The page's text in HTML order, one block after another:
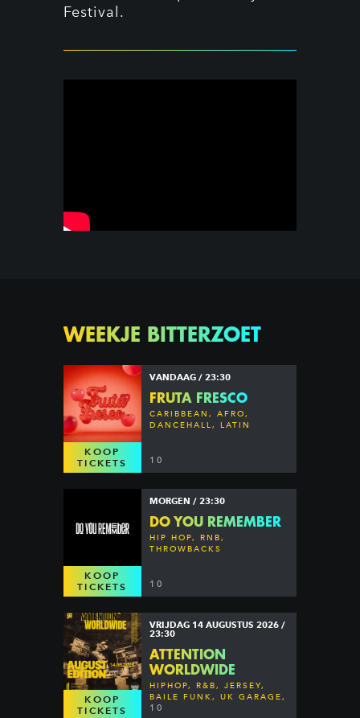
Festival.
WEEKJE BITTERZOET
KOOP
TICKETS
VANDAAG / 23:30
FRUTA FRESCO
CARIBBEAN, AFRO,
DANCEHALL, LATIN
10
KOOP
TICKETS
MORGEN / 23:30
DO YOU REMEMBER
HIP HOP, RNB,
THROWBACKS
10
KOOP
TICKETS
VRIJDAG 14 AUGUSTUS 2026 /
23:30
ATTENTION
WORLDWIDE
HIPHOP, R&B, JERSEY,
BAILE FUNK, UK GARAGE,
DANCEHALL & MORE
10